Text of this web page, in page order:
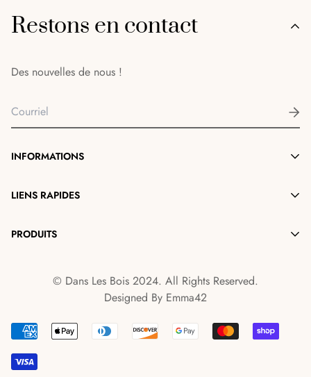
Restons en contact
Des nouvelles de nous !
INFORMATIONS
Notre Histoire
Conseils d'entretien
Conditions générales d'utilisation
LIENS RAPIDES
Détaillants
PRODUITS
Accessoires
© Dans Les Bois 2024. All Rights Reserved.
Designed By Emma42